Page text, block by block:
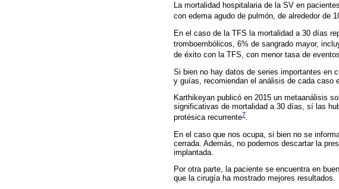
La mortalidad hospitalaria de la SV en
con edema agudo de pulmón, de alrededor de
En el caso de la TFS la mortalidad a 30 días
tromboembólicos, 6% de sangrado mayor,
de éxito con la TFS, con menor tasa de
Si bien no hay datos de series importantes en
y guías, recomiendan el análisis de cada caso
Karthikeyan publicó en 2015 un metaanálisis
significativas de mortalidad a 30 días, sí las
protésica recurrente7.
En el caso que nos ocupa, si bien no se
cerrada. Además, no podemos descartar la
implantada.
Por otra parte, la paciente se encuentra en
que la cirugía ha mostrado mejores resultados.